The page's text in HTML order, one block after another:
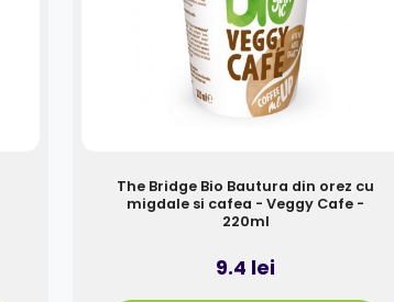
The Bridge Bio Bautura din orez cu
migdale si cafea - Veggy Cafe -
220ml
9.4 lei